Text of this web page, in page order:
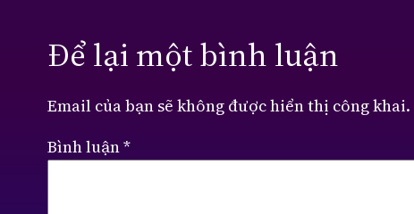
Để lại một bình luận
Email của bạn sẽ không được hiển thị công khai.
Bình luận*